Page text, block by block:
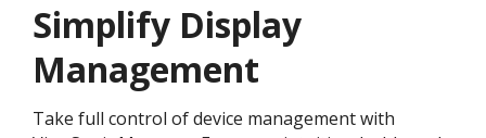
Simplify Display
Management
Take full control of device management with